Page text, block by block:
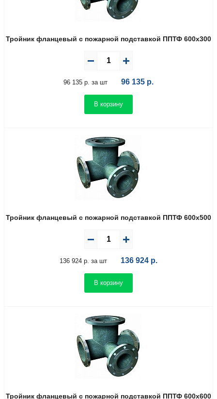
Тройник фланцевый с пожарной подставкой ППТФ 600х300
96 135 р. за шт 96 135 р.
В корзину
Тройник фланцевый с пожарной подставкой ППТФ 600х500
136 924 р. за шт 136 924 р.
В корзину
Тройник фланцевый с пожарной подставкой ППТФ 600х600